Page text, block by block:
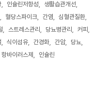
인슐린저항성
생활습관개선
혈당스파이크 간염
심혈관질환
스트레스관리 당뇨병관리
커피
식이섬유 간경화 간암
당뇨
항바이러스제 인슐린